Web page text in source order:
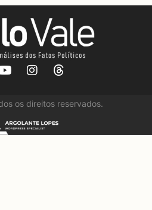
os direitos reservados.